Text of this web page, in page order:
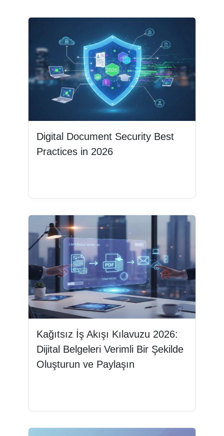
Digital Document Security Best
Practices in 2026
Kağıtsız İş Akışı Kılavuzu 2026:
Dijital Belgeleri Verimli Bir Şekilde
Oluşturun ve Paylaşın